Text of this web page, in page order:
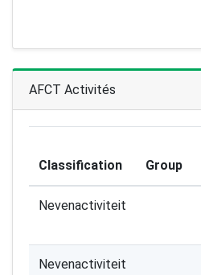
AFCT Activités
Classification Group
Nevenactiviteit
Nevenactiviteit